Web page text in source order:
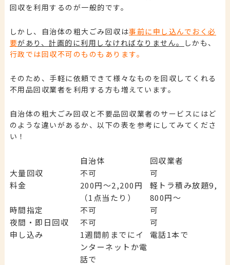
回収を利用するのが一般的です。
しかし、 自治体の粗大ごみ回収は事前に申し込んでおく必
要があり、計画的に利用しなければなりません。
しかも、
行政では回収不可のものもあります。
そのため、手軽に依頼できて様々なものを回収してくれる
不用品回収業者を利用する方も増えています。
自治体の粗大ごみ回収と不要品回収業者のサービスにはど
のような違いがあるか、以下の表を参考にしてみてくださ
い！
自治体
回収業者
大量回収
不可
可
料金
200円～2,200円
（1点当たり）
軽トラ積み放題9,
800円～
時間指定
不可
可
夜間・即日回収
不可
可
申し込み
1週間前までにイ
ンターネットか電
話で
電話1本で